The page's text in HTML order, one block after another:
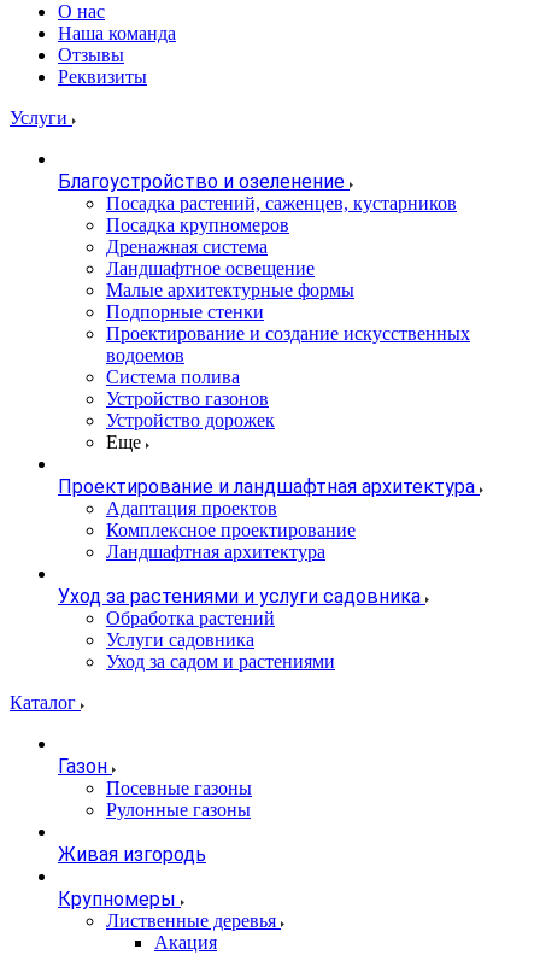
О нас
Наша команда
Отзывы
Реквизиты
Услуги
Благоустройство и озеленение
Посадка растений, саженцев, кустарников
Посадка крупномеров
Дренажная система
Ландшафтное освещение
Малые архитектурные формы
Подпорные стенки
Проектирование и создание искусственных
водоемов
Система полива
Устройство газонов
Устройство дорожек
Еще
Проектирование и ландшафтная архитектура
Адаптация проектов
Комплексное проектирование
Ландшафтная архитектура
Уход за растениями и услуги садовника
Обработка растений
Услуги садовника
Уход за садом и растениями
Каталог
Газон
Посевные газоны
Рулонные газоны
Живая изгородь
Крупномеры
Лиственные деревья
Акация